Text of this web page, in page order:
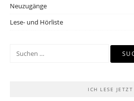
Neuzugänge
Lese- und Hörliste
Suchen
ICH LESE JETZT